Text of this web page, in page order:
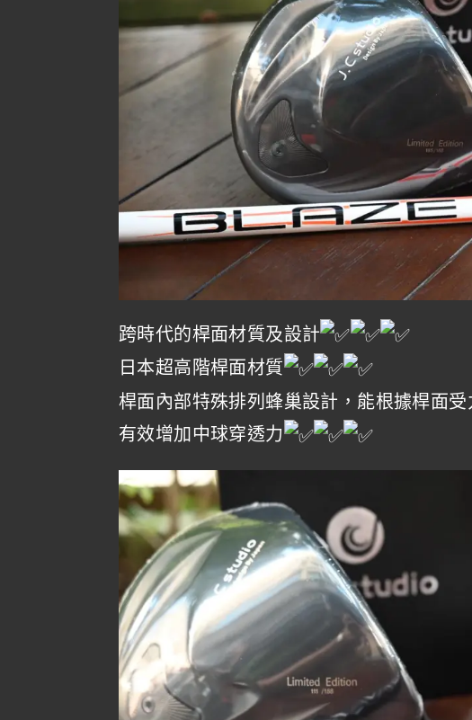
跨時代的桿面材質及設計
日本超高階桿面材質
桿面內部特殊排列蜂巢設計，能根據桿面
有效增加中球穿透力